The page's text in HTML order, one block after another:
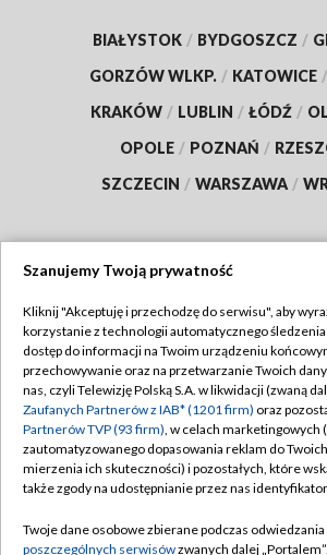
BIAŁYSTOK / BYDGOSZCZ /
GORZÓW WLKP. / KATOWICE /
KRAKÓW / LUBLIN / ŁÓDŹ /
OPOLE / POZNAŃ /
SZCZECIN / WARSZAWA /
TVP
Abonament TVP
Emisja w TVP
Centrum informacji TVP
Naziemna Telewizja Cyfrowa
Rada Programowa
Regulamin TVP
Polityka
Moje zgody
Pomoc
Szanujemy Twoją prywatność
Kliknij "Akceptuję i przechodzę do serwisu", aby
korzystanie z technologii automatycznego śledzenia
dostęp do informacji na Twoim urządzeniu
przechowywanie oraz na przetwarzanie Twoich
nas, czyli Telewizję Polską S.A. w likwidacji (zwaną
Zaufanych Partnerów z IAB* (1201 firm) oraz
Partnerów TVP (93 firm), w celach marketingowych
zautomatyzowanego dopasowania reklam do
mierzenia ich skuteczności) i pozostałych, które
także zgody na udostępnianie przez nas
Twoje dane osobowe zbierane podczas
poszczególnych serwisówzwanych dalej